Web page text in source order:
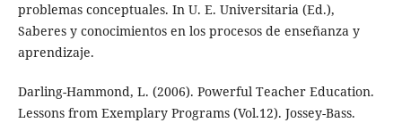
problemas conceptuales. In U. E. Universitaria (Ed.),
Saberes y conocimientos en los procesos de enseñanza y
aprendizaje.
Darling-Hammond, L. (2006). Powerful Teacher Education.
Lessons from Exemplary Programs (Vol.12). Jossey-Bass.